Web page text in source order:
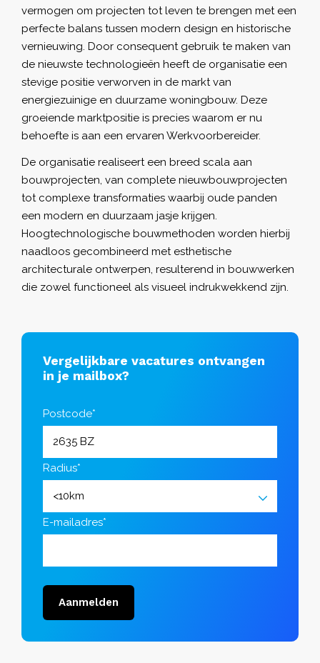
vermogen om projecten tot leven te brengen met een
perfecte balans tussen modern design en historische
vernieuwing. Door consequent gebruik te maken van
de nieuwste technologieën heeft de organisatie een
stevige positie verworven in de markt van
energiezuinige en duurzame woningbouw. Deze
groeiende marktpositie is precies waarom er nu
behoefte is aan een ervaren Werkvoorbereider.
De organisatie realiseert een breed scala aan
bouwprojecten, van complete nieuwbouwprojecten
tot complexe transformaties waarbij oude panden
een modern en duurzaam jasje krijgen.
Hoogtechnologische bouwmethoden worden hierbij
naadloos gecombineerd met esthetische
architecturale ontwerpen, resulterend in bouwwerken
die zowel functioneel als visueel indrukwekkend zijn.
Vergelijkbare vacatures ontvangen
in je mailbox?
Postcode*
Radius*
E-mailadres*
Aanmelden